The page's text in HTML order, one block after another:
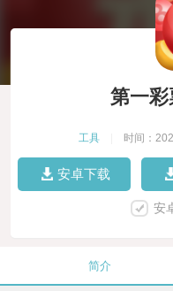
第一
工具 时间：
安卓下载
安
简介